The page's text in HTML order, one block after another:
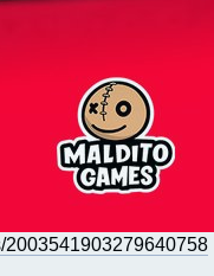
2003541903279640758